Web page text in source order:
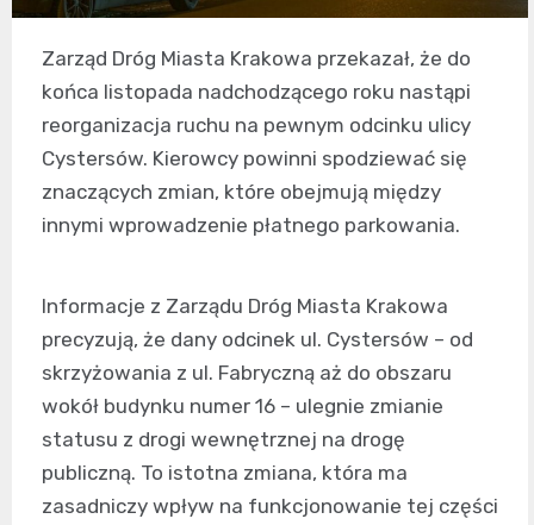
Zarząd Dróg Miasta Krakowa przekazał, że do
końca listopada nadchodzącego roku nastąpi
reorganizacja ruchu na pewnym odcinku ulicy
Cystersów. Kierowcy powinni spodziewać się
znaczących zmian, które obejmują między
innymi wprowadzenie płatnego parkowania.
Informacje z Zarządu Dróg Miasta Krakowa
precyzują, że dany odcinek ul. Cystersów – od
skrzyżowania z ul. Fabryczną aż do obszaru
wokół budynku numer 16 – ulegnie zmianie
statusu z drogi wewnętrznej na drogę
publiczną. To istotna zmiana, która ma
zasadniczy wpływ na funkcjonowanie tej części